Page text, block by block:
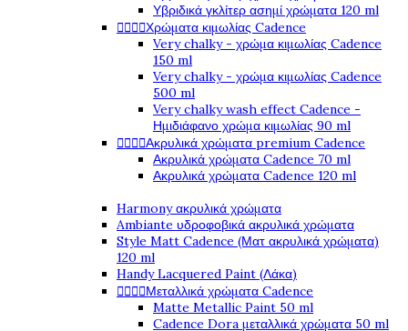
Υβριδικά γκλίτερ ασημί χρώματα 120 ml
Χρώματα κιμωλίας Cadence
Very chalky - χρώμα κιμωλίας Cadence
150 ml
Very chalky - χρώμα κιμωλίας Cadence
500 ml
Very chalky wash effect Cadence -
Ημιδιάφανο χρώμα κιμωλίας 90 ml
Ακρυλικά χρώματα premium Cadence
Ακρυλικά χρώματα Cadence 70 ml
Ακρυλικά χρώματα Cadence 120 ml
Harmony ακρυλικά χρώματα
Ambiante υδροφοβικά ακρυλικά χρώματα
Style Matt Cadence (Ματ ακρυλικά χρώματα)
120 ml
Handy Lacquered Paint (Λάκα)
Μεταλλικά χρώματα Cadence
Matte Metallic Paint 50 ml
Cadence Dora μεταλλικά χρώματα 50 ml